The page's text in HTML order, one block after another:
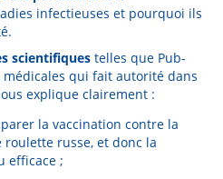
infectieuses et pourquoi ils
scientifiques telles que Pub-
qui fait autorité dans
explique clairement :
la vaccination contre la
russe, et donc la
efficace ;